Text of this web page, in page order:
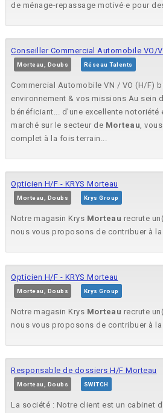
de ménage-repassage motivé·e pour
Conseiller Commercial Automobile VO/
Morteau, Doubs Réseau Talents
Commercial Automobile VN / VO (H/F)
environnement & vos missions Au sein
bénéficiant... d'une excellente
marché sur le secteur de Morteau,
complet à la fois terrain...
Opticien H/F - KRYS Morteau
Morteau, Doubs Krys Group
Notre magasin Krys Morteau recrute
nous vous proposons de contribuer à la
Opticien H/F - KRYS Morteau
Morteau, Doubs Krys Group
Notre magasin Krys Morteau recrute
nous vous proposons de contribuer à la
Responsable de dossiers H/F Morteau
Morteau, Doubs SWITCH
La société : Notre client est un cabinet